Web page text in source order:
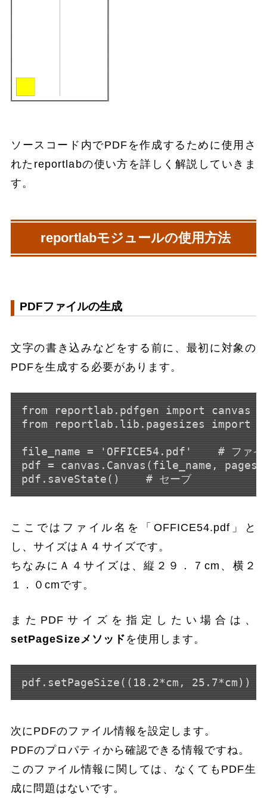
ソースコード内でPDFを作成するために使用さ
れたreportlabの使い方を詳しく解説していきま
す。
reportlabモジュールの使用方法
PDFファイルの生成
文字の書き込みなどをする前に、最初に対象の
PDFを生成する必要があります。
from reportlab.pdfgen import canvas
from reportlab.lib.pagesizes import
file_name = 'OFFICE54.pdf'    # ファイ
pdf = canvas.Canvas(file_name,
ここではファイル名を「OFFICE54.pdf」と
し、サイズはＡ４サイズです。
ちなみにＡ４サイズは、縦２９．７cm、横２
１．０cmです。
またPDFサイズを指定したい場合は、
setPageSizeメソッド を使用します。
pdf.setPageSize((18.2*cm, 25.7*cm))
次にPDFのファイル情報を設定します。
PDFのプロパティから確認できる情報ですね。
このファイル情報に関しては、なくてもPDF生
成に問題はないです。